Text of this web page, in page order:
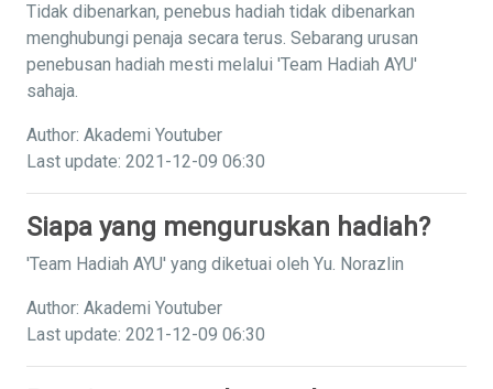
Tidak dibenarkan, penebus hadiah tidak dibenarkan
menghubungi penaja secara terus. Sebarang urusan
penebusan hadiah mesti melalui 'Team Hadiah AYU'
sahaja.
Author: Akademi Youtuber
Last update: 2021-12-09 06:30
Siapa yang menguruskan hadiah?
'Team Hadiah AYU' yang diketuai oleh Yu. Norazlin
Author: Akademi Youtuber
Last update: 2021-12-09 06:30